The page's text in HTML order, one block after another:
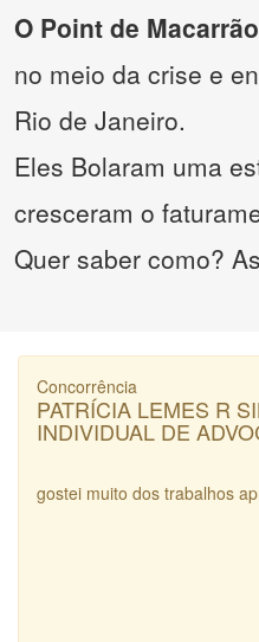
O Point de Macarrão
no meio da crise e
Rio de Janeiro.
Eles Bolaram uma
cresceram o
Quer saber como?
Concorrência
PATRÍCIA LEMES R
INDIVIDUAL DE
gostei muito dos trabalhos